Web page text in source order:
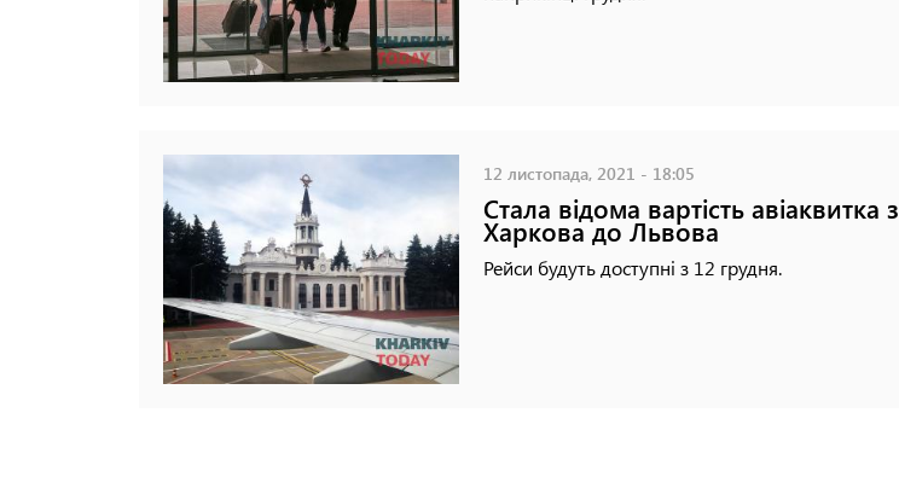
12 листопада, 2021 - 18:05
Стала відома вартість авіаквитка з
Харкова до Львова
Рейси будуть доступні з 12 грудня.